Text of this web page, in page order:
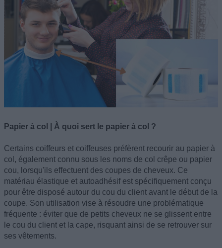
Papier à col | À quoi sert le papier à col ?
Certains coiffeurs et coiffeuses préfèrent recourir au papier à
col, également connu sous les noms de col crêpe ou papier
cou, lorsqu'ils effectuent des coupes de cheveux. Ce
matériau élastique et autoadhésif est spécifiquement conçu
pour être disposé autour du cou du client avant le début de la
coupe. Son utilisation vise à résoudre une problématique
fréquente : éviter que de petits cheveux ne se glissent entre
le cou du client et la cape, risquant ainsi de se retrouver sur
ses vêtements.